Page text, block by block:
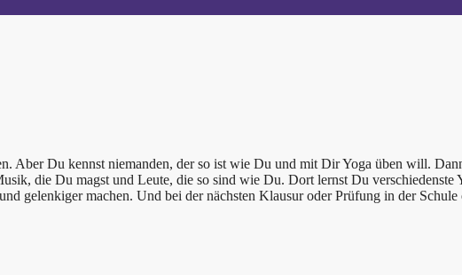
Aber Du kennst niemanden, der so ist wie Du und mit Dir Yoga üben will.
die Du magst und Leute, die so sind wie Du. Dort lernst Du verschiedenste
gelenkiger machen. Und bei der nächsten Klausur oder Prüfung in der